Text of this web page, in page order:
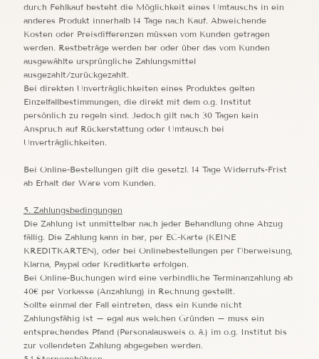
durch Fehlkauf besteht die Möglichkeit eines Umtauschs in ein
anderes Produkt innerhalb 14 Tage nach Kauf. Abweichende
Kosten oder Preisdifferenzen müssen vom Kunden getragen
werden. Restbeträge werden bar oder über das vom Kunden
ausgewählte ursprüngliche Zahlungsmittel
ausgezahlt/zurückgezahlt.
Bei direkten Unverträglichkeiten eines Produktes gelten
Einzelfallbestimmungen, die direkt mit dem o.g. Institut
persönlich zu regeln sind. Jedoch gilt nach 30 Tagen kein
Anspruch auf Rückerstattung oder Umtausch bei
Unverträglichkeiten.
Bei Online-Bestellungen gilt die gesetzl. 14 Tage Widerrufs-Frist
ab Erhalt der Ware vom Kunden.
5. Zahlungsbedingungen
Die Zahlung ist unmittelbar nach jeder Behandlung ohne Abzug
fällig. Die Zahlung kann in bar, per EC-Karte (KEINE
KREDITKARTEN), oder bei Onlinebestellungen per Überweisung,
Klarna, Paypal oder Kreditkarte erfolgen.
Bei Online-Buchungen wird eine verbindliche Terminanzahlung ab
40€ per Vorkasse (Anzahlung) in Rechnung gestellt.
Sollte einmal der Fall eintreten, dass ein Kunde nicht
Zahlungsfähig ist – egal aus welchen Gründen – muss ein
entsprechendes Pfand (Personalausweis o. ä.) im o.g. Institut bis
zur vollendeten Zahlung abgegeben werden.